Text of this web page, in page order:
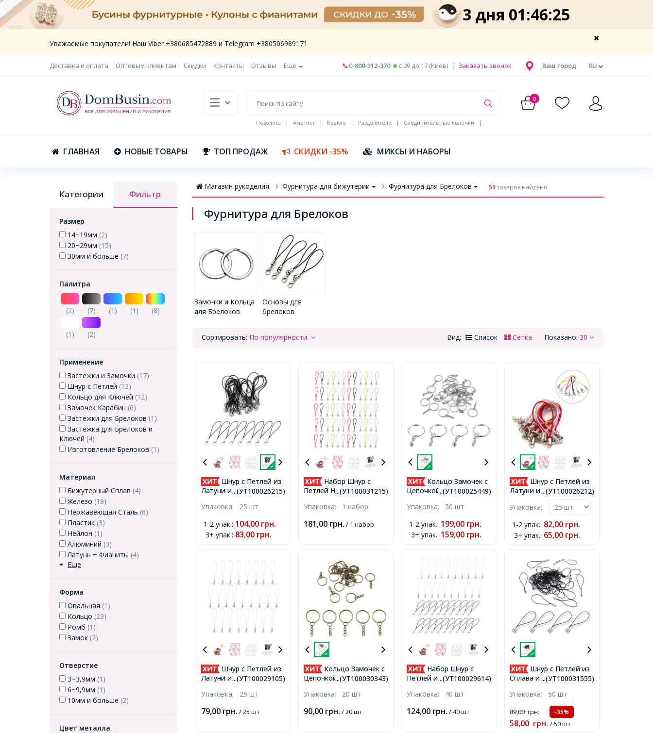
3 дня 01:46:24
Уважаемые покупатели! Наш Viber +380685472889 и Telegram +380506989171
Доставка и оплата Оптовым клиентам Скидки Контакты Отзывы Еще RU
Ваш город
0-800-312-370 c 09 до 17 (Киев) | Заказать звонок
0
Позолота | Аметист | Кракле | Разделители | Соединительные колечки
|
ГЛАВНАЯ НОВЫЕ ТОВАРЫ ТОП ПРОДАЖ СКИДКИ -35% МИКСЫ И НАБОРЫ
Категории Фильтр
Размер
14~19мм (2)
20~29мм (15)
30мм и больше (7)
Палитра
(2) (7) (1) (1) (8)
(1) (2)
Применение
Застежки и Замочки (17)
Шнур с Петлей (13)
Кольцо для Ключей (12)
Замочек Карабин (6)
Застежки для Брелоков (1)
Застежка для Брелоков и
Ключей (4)
Изготовление Брелоков (1)
Материал
Бижутерный Сплав (4)
Железо (19)
Нержавеющая Сталь (6)
Пластик (3)
Нейлон (1)
Алюминий (3)
Латунь + Фианиты (4)
Еще
Форма
Овальная (1)
Кольцо (23)
Ромб (1)
Замок (2)
Отверстие
3~3,9мм (1)
6~9,9мм (1)
10мм и больше (2)
Цвет металла
Магазин рукоделия Фурнитура для бижутерии Фурнитура для Брелоков 59товаров найдено
Фурнитура для Брелоков
Замочки и Кольца
для Брелоков
Основы для
брелоков
Сортировать: По популярности Показано: 30
Вид: Список Сетка
...(УТ100026215)
Шнур с Петлей из
Латуни и Нейлона,
Брелоков, Черный,
Упаковка: 25 шт
1-2 упак.: 104,00 грн.
3+ упак.: 83,00 грн.
...(УТ100031215)
Набор Шнур с
Петлей Нейлон и
мобильных, Украшений,
8мм, 6 цветов, 60шт /
Упаковка: 1 набор
181,00 грн. / 1 набор
...(УТ100025449)
Кольцо Замочек с
Цепочкой для Брелоков
Платина, Длина 45мм,
Внутренний Диаметр
21мм
Упаковка: 50 шт
1-2 упак.: 199,00 грн.
3+ упак.: 159,00 грн.
...(УТ100026212)
Шнур с Петлей из
Латуни и Нейлона,
Брелоков, Микс, 60мм,
Упаковка:
1-2 упак.: 82,00 грн.
3+ упак.: 65,00 грн.
...(УТ100029105)
Шнур с Петлей из
Латуни и Нейлона,
Брелоков, Белый, 60мм,
Упаковка: 25 шт
79,00 грн. / 25 шт
...(УТ100030343)
Кольцо Замочек с
Цепочкой, для Брелоков
Бронза, 46мм, Кольцо
Упаковка: 20 шт
90,00 грн. / 20 шт
...(УТ100029614)
Набор Шнур с
Петлей из Латуни и
Фурнитура для
Белый, 60мм, Кольцо
Упаковка: 40 шт
124,00 грн. / 40 шт
...(УТ100031555)
Шнур с Петлей из
Сплава и Нейлона,
Брелоков, Черный, 50-
60мм, отверстие 3мм,
Упаковка: 50 шт
89,00грн. -35%
58,00 грн. / 50 шт